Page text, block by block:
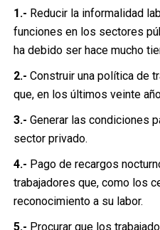
1.- Reducir la informalidad
funciones en los sectores
ha debido ser hace mucho
2.- Construir una política de
que, en los últimos veinte
3.- Generar las condiciones
sector privado.
4.- Pago de recargos
trabajadores que, como los
reconocimiento a su labor.
5.- Procurar que los